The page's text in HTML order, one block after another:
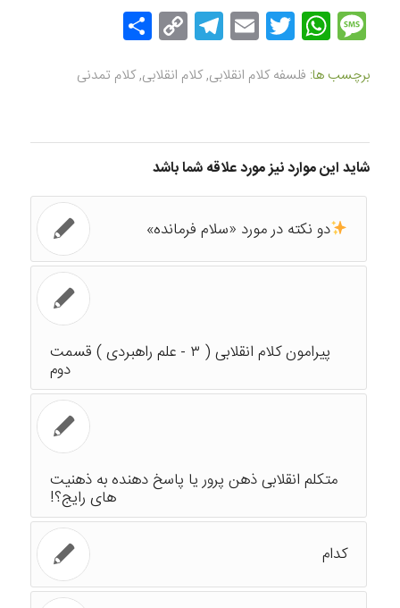
Message
WhatsApp
Twitter
Email
Telegram
Copy
Link
اشتراک
گذاری برچسب ها: فلسفه کلام انقلابی,کلام انقلابی,کلام تمدنی
شاید این موارد نیز مورد علاقه شما باشد
دو نکته در مورد «سلام فرمانده»
پیرامون کلام انقلابی ( ۳ - علم راهبردی ) قسمت
دوم
متکلم انقلابی ذهن پرور یا پاسخ دهنده به ذهنیت
های رایج؟!
کدام